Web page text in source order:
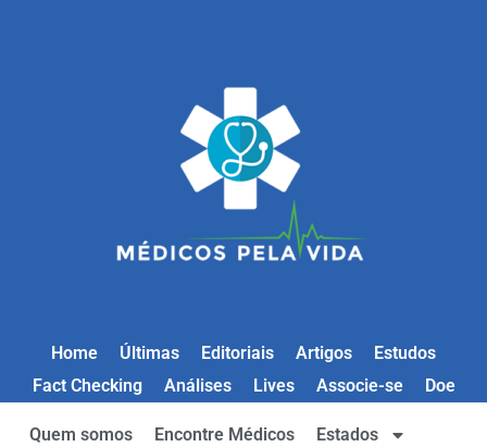
Home Últimas Editoriais Artigos
Estudos
Fact Checking
Análises Lives Associe-se Doe
Quem somos Encontre Médicos Estados